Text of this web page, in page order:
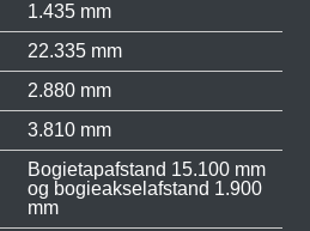
1.435 mm
22.335 mm
2.880 mm
3.810 mm
Bogietapafstand 15.100 mm
og bogieakselafstand 1.900
mm